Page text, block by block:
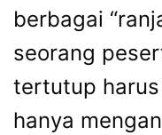
berbagai
seorang
tertutup
hanya